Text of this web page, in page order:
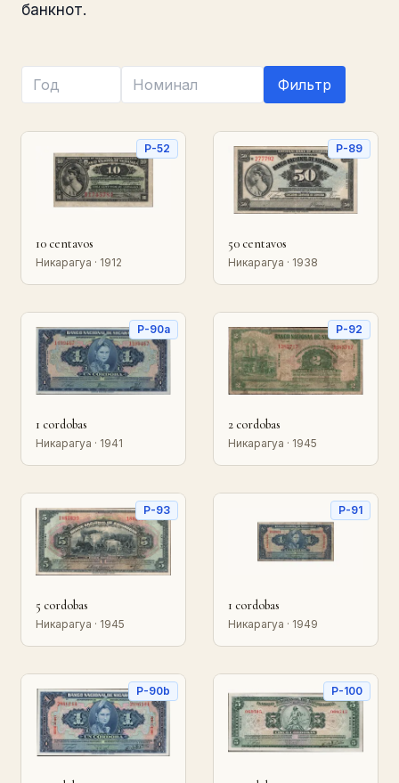
банкнот.
Фильтр
P-52
10 centavos
Никарагуа · 1912
P-89
50 centavos
Никарагуа · 1938
P-90a
1 cordobas
Никарагуа · 1941
P-92
2 cordobas
Никарагуа · 1945
P-93
5 cordobas
Никарагуа · 1945
P-91
1 cordobas
Никарагуа · 1949
P-90b P-100